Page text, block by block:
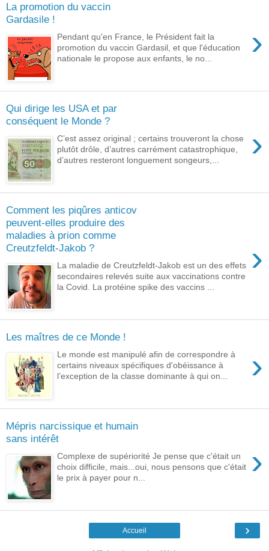
La promotion du vaccin
Gardasile !
›
Pendant qu'en France, le Président fait la
promotion du vaccin Gardasil, et que l'éducation
nationale le propose aux enfants, le no...
Qui dirige les USA et par
conséquent le Monde ?
›
C’est assez original ; certains trouveront la chose
plutôt drôle, d’autres carrément catastrophique,
d’autres resteront longuement songeurs,...
Comment les piqûres anticov
peuvent-elles produire des
maladies à prion comme
Creutzfeldt-Jakob ?
›
La maladie de Creutzfeldt-Jakob est un des effets
secondaires relevés suite aux vaccinations contre
la Covid. La protéine spike des vaccins ...
Les maîtres de ce Monde !
›
Le monde est manipulé afin de correspondre à
certains niveaux spécifiques d'obéissance à
l’exception de la classe dominante à qui on...
Mépris narcissique et humain
sans intérêt
›
Complexe de supériorité Je pense que c'était un
choix difficile, mais...oui, nous pensons que c'était
le prix à payer pour n...
›
Accueil